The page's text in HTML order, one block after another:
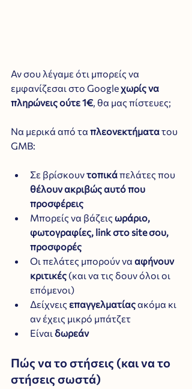
Αν σου λέγαμε ότι μπορείς να
εμφανίζεσαι στο Google χωρίς να
πληρώνεις ούτε 1€, θα μας πίστευες;
Να μερικά από τα πλεονεκτήματα του
GMB:
Σε βρίσκουν τοπικά πελάτες που
θέλουν ακριβώς αυτό που
προσφέρεις
Μπορείς να βάζεις ωράριο,
φωτογραφίες, link στο site σου,
προσφορές
Οι πελάτες μπορούν να αφήνουν
κριτικές (και να τις δουν όλοι οι
επόμενοι)
Δείχνεις επαγγελματίας ακόμα κι
αν έχεις μικρό μπάτζετ
Είναι δωρεάν
Πώς να το στήσεις (και να το
στήσεις σωστά)